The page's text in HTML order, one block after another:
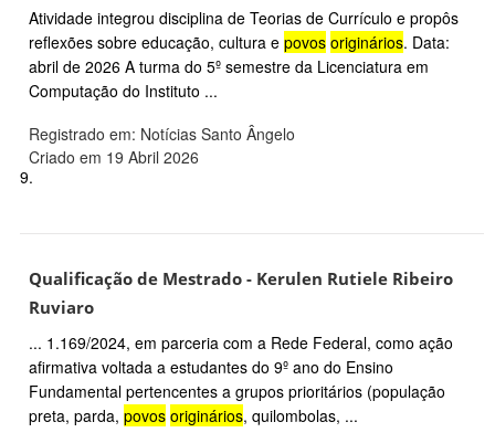
Atividade integrou disciplina de Teorias de Currículo e propôs
reflexões sobre educação, cultura e povos originários. Data:
abril de 2026 A turma do 5º semestre da Licenciatura em
Computação do Instituto ...
Registrado em: Notícias Santo Ângelo
Criado em 19 Abril 2026
9.
Qualificação de Mestrado - Kerulen Rutiele Ribeiro
Ruviaro
... 1.169/2024, em parceria com a Rede Federal, como ação
afirmativa voltada a estudantes do 9º ano do Ensino
Fundamental pertencentes a grupos prioritários (população
preta, parda, povos originários, quilombolas, ...